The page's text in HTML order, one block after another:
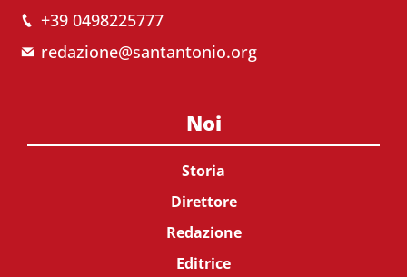
+39 0498225777
redazione@santantonio.org
Noi
Storia
Direttore
Redazione
Editrice